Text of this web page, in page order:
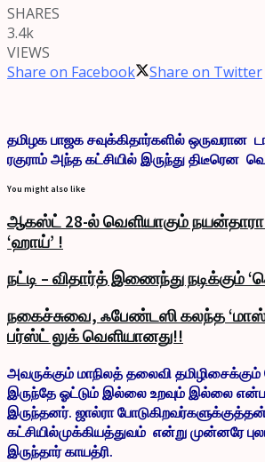
SHARES
3.4k
VIEWS
Share on Facebook
Share on Twitter
தமிழக பாஜக சவுக்கிதார்களில் ஒருவரான
ரகுராம் அந்த கட்சியில் இருந்து திடீரென
You might also like
ஆகஸ்ட் 28-ல் வெளியாகும் நயன்தாரா
‘ஹாய்’ !
நட்டி – விதார்த் இணைந்து நடிக்கும்
நகைச்சுவை, ஃபேண்டஸி கலந்த
பர்ஸ்ட் லுக் வெளியானது!!
அவருக்கும் மாநிலத் தலைவி
இருந்தே ஓட்டும் இல்லை உறவும் இல்லை
இருந்தனர். ஜால்ரா
கட்சியில்முக்கியத்துவம் என்று முன்னரே
இருந்தார் காயத்ரி.